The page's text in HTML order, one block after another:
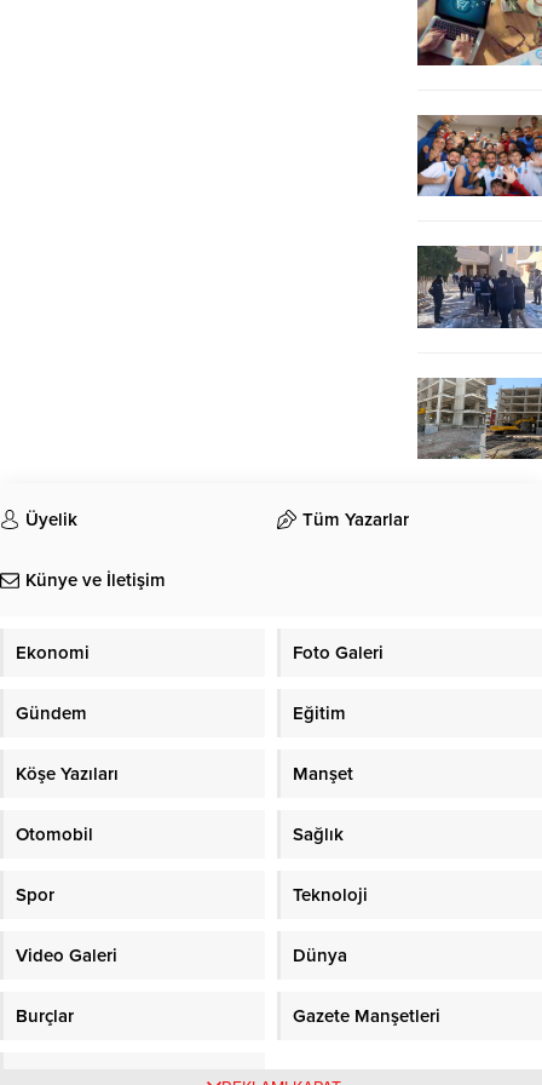
Üyelik Tüm Yazarlar
Künye ve İletişim
Ekonomi Foto Galeri
Gündem Eğitim
Köşe Yazıları Manşet
Otomobil Sağlık
Spor Teknoloji
Video Galeri Dünya
Burçlar Gazete Manşetleri